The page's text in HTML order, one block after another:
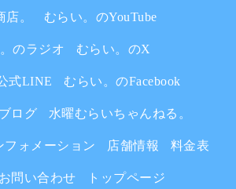
。 むらい。のYouTube
のラジオ むらい。のX
式LINE むらい。のFacebook
ログ 水曜むらいちゃんねる。
フォメーション 店舗情報 料金表
問い合わせ トップページ